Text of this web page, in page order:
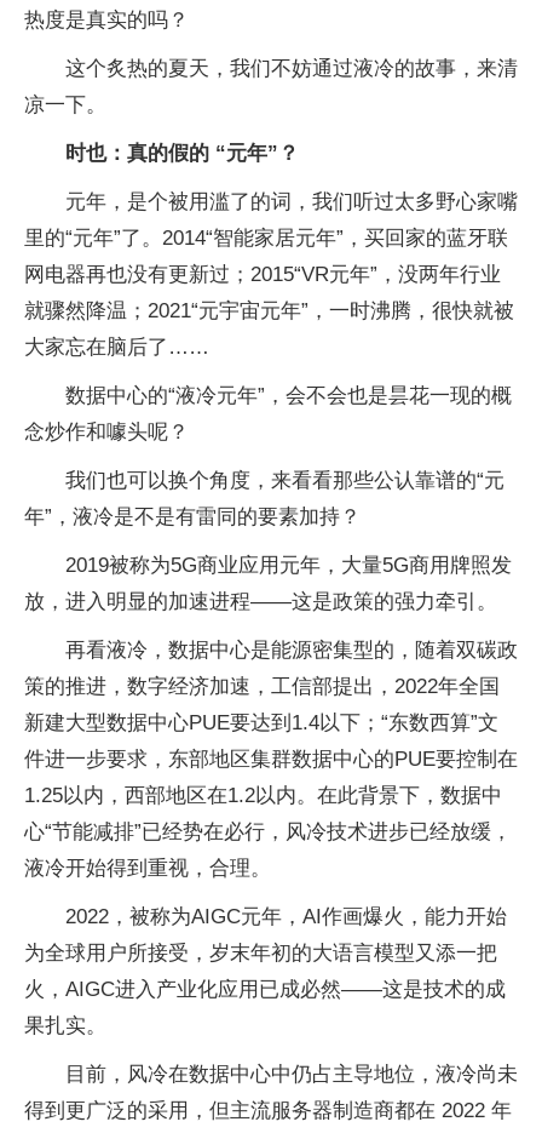
热度是真实的吗？
这个炙热的夏天，我们不妨通过液冷的故事，来清
凉一下。
时也：真的假的 “元年”？
元年，是个被用滥了的词，我们听过太多野心家嘴
里的“元年”了。2014“智能家居元年”，买回家的蓝牙联
网电器再也没有更新过；2015“VR元年”，没两年行业
就骤然降温；2021“元宇宙元年”，一时沸腾，很快就被
大家忘在脑后了……
数据中心的“液冷元年”，会不会也是昙花一现的概
念炒作和噱头呢？
我们也可以换个角度，来看看那些公认靠谱的“元
年”，液冷是不是有雷同的要素加持？
2019被称为5G商业应用元年，大量5G商用牌照发
放，进入明显的加速进程——这是政策的强力牵引。
再看液冷，数据中心是能源密集型的，随着双碳政
策的推进，数字经济加速，工信部提出，2022年全国
新建大型数据中心PUE要达到1.4以下；“东数西算”文
件进一步要求，东部地区集群数据中心的PUE要控制在
1.25以内，西部地区在1.2以内。在此背景下，数据中
心“节能减排”已经势在必行，风冷技术进步已经放缓，
液冷开始得到重视，合理。
2022，被称为AIGC元年，AI作画爆火，能力开始
为全球用户所接受，岁末年初的大语言模型又添一把
火，AIGC进入产业化应用已成必然——这是技术的成
果扎实。
目前，风冷在数据中心中仍占主导地位，液冷尚未
得到更广泛的采用，但主流服务器制造商都在 2022 年